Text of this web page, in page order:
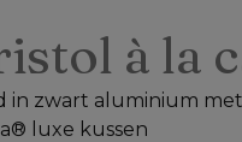
à la
in zwart aluminium
luxe kussen